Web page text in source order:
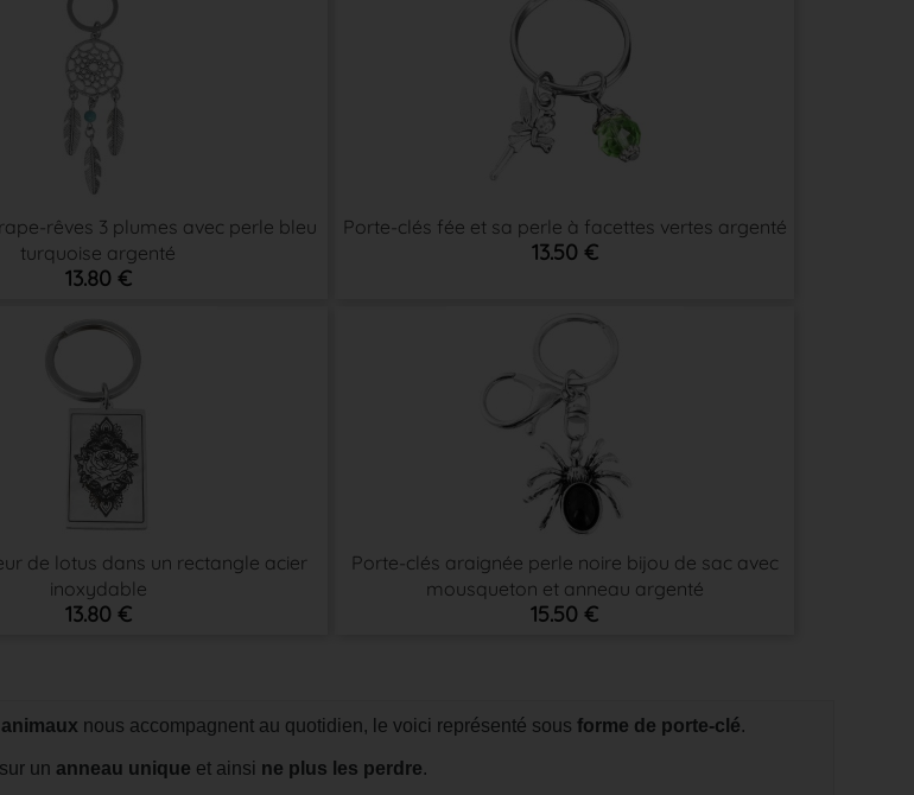
rêves 3 plumes avec perle bleu
turquoise argenté
13.80 €
Porte-clés fée et sa perle à facettes vertes argenté
13.50 €
de lotus dans un rectangle acier
inoxydable
13.80 €
Porte-clés araignée perle noire bijou de sac avec
mousqueton et anneau argenté
15.50 €
animaux nous accompagnent au quotidien, le voici représenté sousforme de porte-clé.
un anneau unique et ainsi ne plus les perdre.